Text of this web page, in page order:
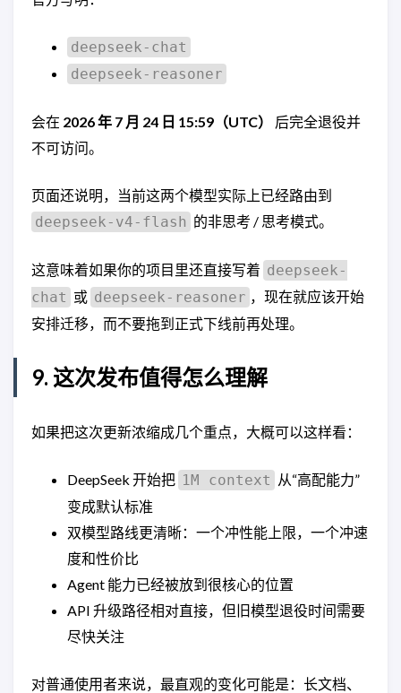
deepseek-chat
deepseek-reasoner
会在 2026 年 7 月 24 日 15:59（UTC）
后完全退役并
不可访问。
页面还说明，当前这两个模型实际上已经路由到
deepseek-v4-flash 的非思考 / 思考模式。
这意味着如果你的项目里还直接写着 deepseek-
chat 或 deepseek-reasoner ，现在就应该开始
安排迁移，而不要拖到正式下线前再处理。
9. 这次发布值得怎么理解
如果把这次更新浓缩成几个重点，大概可以这样看：
DeepSeek 开始把 1M context 从“高配能力”
变成默认标准
双模型路线更清晰：一个冲性能上限，一个冲速
度和性价比
Agent 能力已经被放到很核心的位置
API 升级路径相对直接，但旧模型退役时间需要
尽快关注
对普通使用者来说，最直观的变化可能是：长文档、